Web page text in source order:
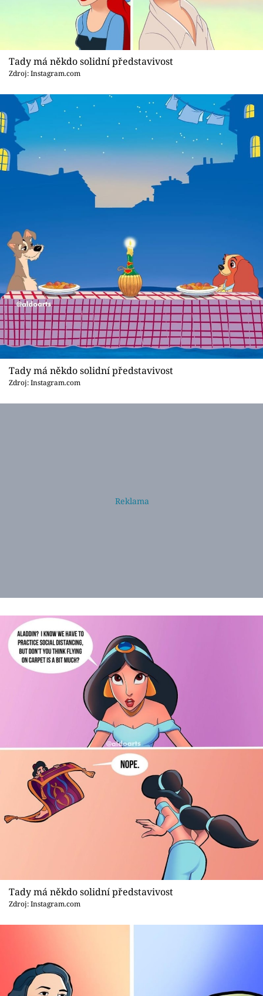
Tady má někdo solidní představivost
Zdroj: Instagram.com
Tady má někdo solidní představivost
Zdroj: Instagram.com
Tady má někdo solidní představivost
Zdroj: Instagram.com